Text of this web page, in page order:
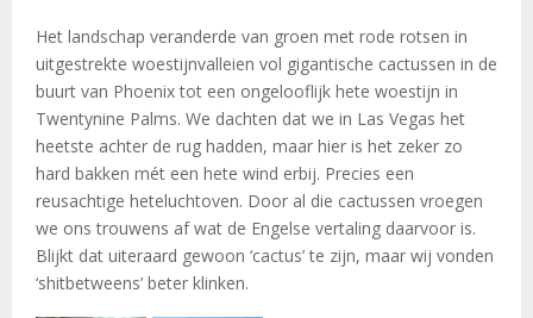
Het landschap veranderde van groen met rode rotsen in
uitgestrekte woestijnvalleien vol gigantische cactussen in de
buurt van Phoenix tot een ongelooflijk hete woestijn in
Twentynine Palms. We dachten dat we in Las Vegas het
heetste achter de rug hadden, maar hier is het zeker zo
hard bakken mét een hete wind erbij. Precies een
reusachtige heteluchtoven. Door al die cactussen vroegen
we ons trouwens af wat de Engelse vertaling daarvoor is.
Blijkt dat uiteraard gewoon ‘cactus’ te zijn, maar wij vonden
‘shitbetweens’ beter klinken.